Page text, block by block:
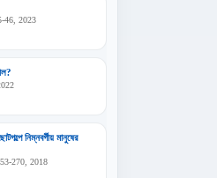
46, 2023
নিম্নবর্গীয় মানুষের
270, 2018